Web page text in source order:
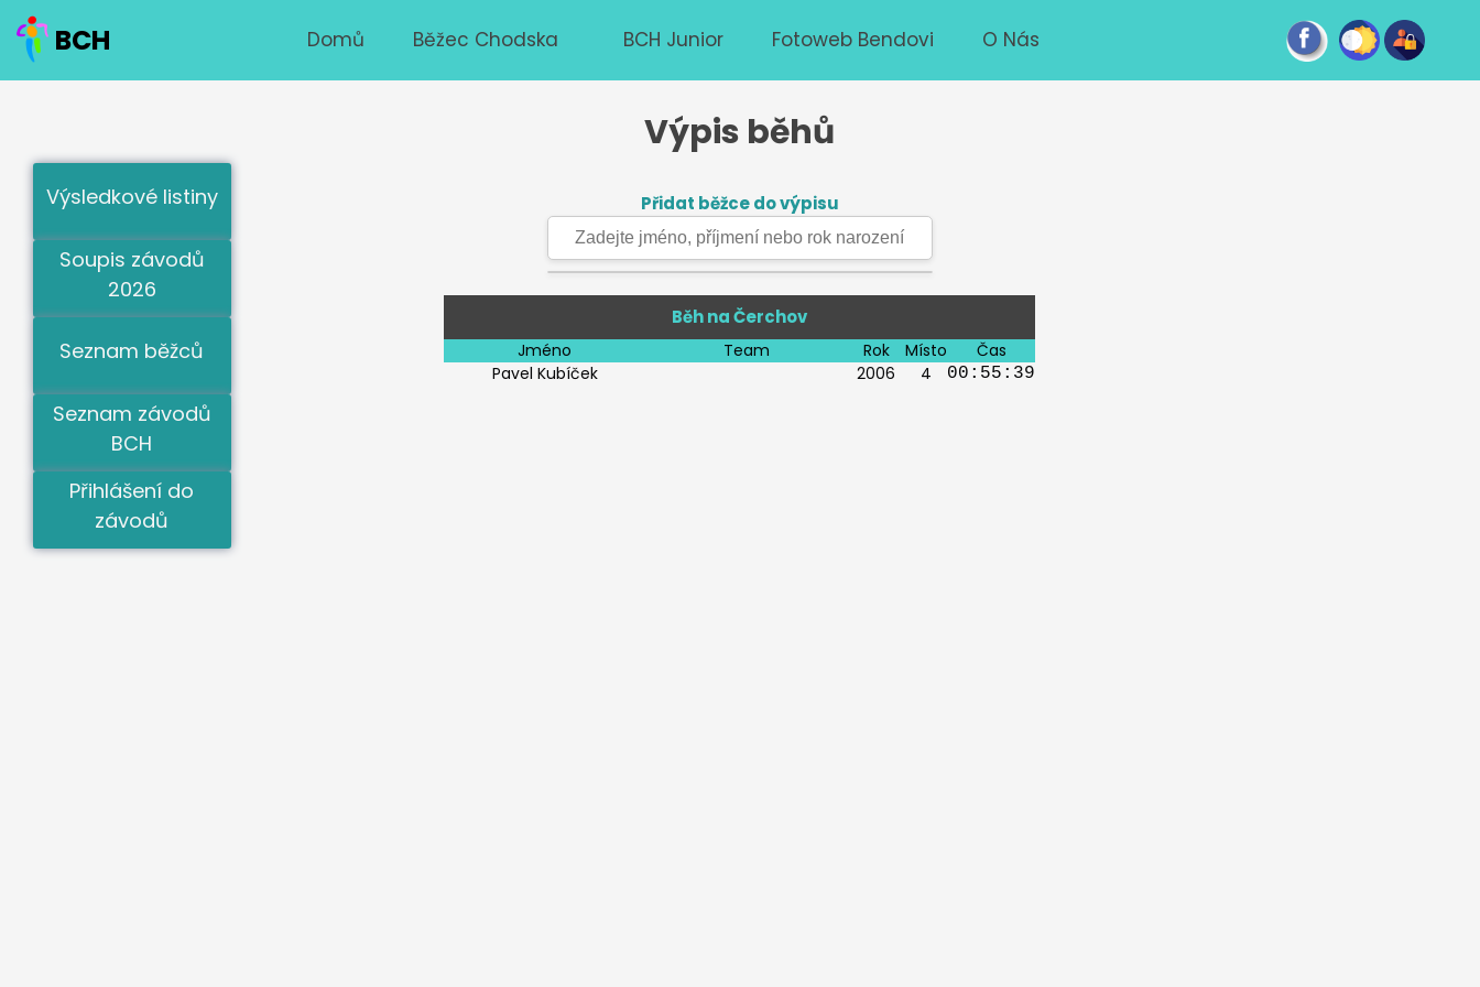
BCH Domů Běžec Chodska BCH Junior Fotoweb Bendovi O Nás
Výsledkové listiny
Soupis závodů
2026
Seznam běžců
Seznam závodů
BCH
Přihlášení do
závodů
Výpis běhů
Přidat běžce do výpisu
Běh na Čerchov
Jméno Team Rok Místo
Čas
Pavel Kubíček
2006 4 00:55:39